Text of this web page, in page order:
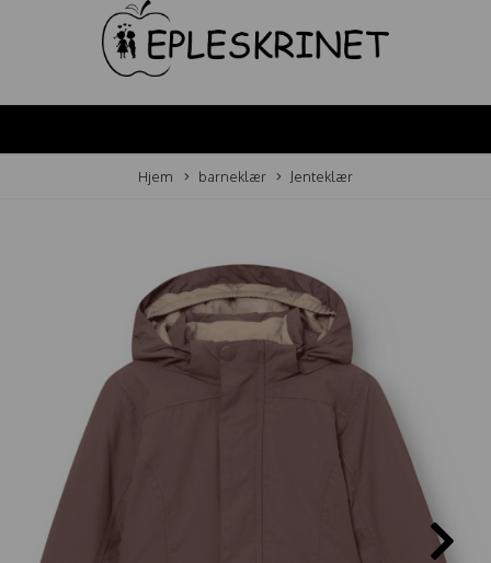
Hjem barneklær Jenteklær